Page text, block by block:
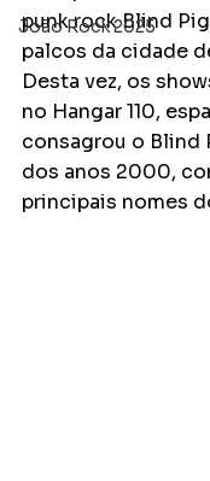
João Rock 2025
punk rock Blind
palcos da cidade
Desta vez, os
no Hangar 110,
consagrou o Blind
dos anos 2000,
principais nomes